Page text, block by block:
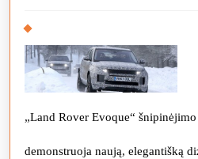
„Land Rover Evoque“
demonstruoja naują, elegantišką